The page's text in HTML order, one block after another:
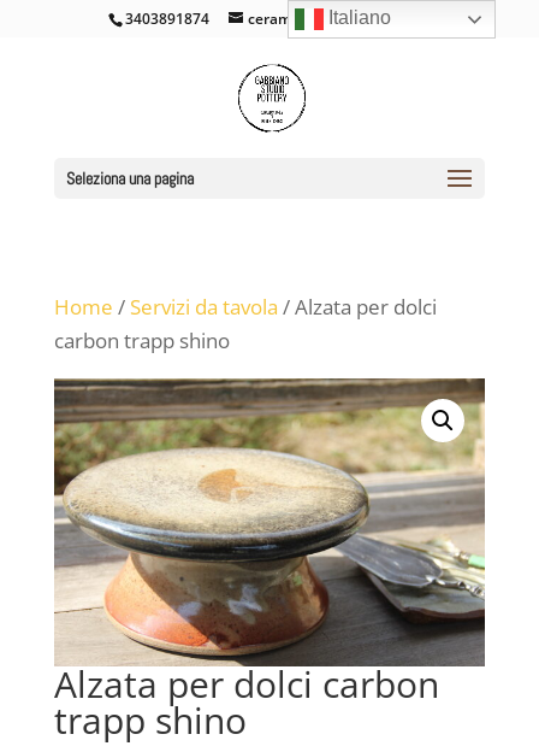
3403891874 ceramicacross@gmail.com
Seleziona una pagina
Home / Servizi da tavola / Alzata per dolci
carbon trapp shino
Alzata per dolci carbon
trapp shino
Italiano